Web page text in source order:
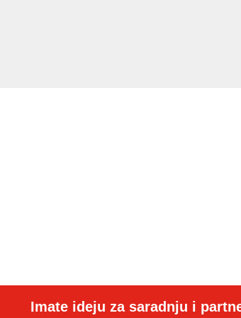
Imate ideju za saradnju i